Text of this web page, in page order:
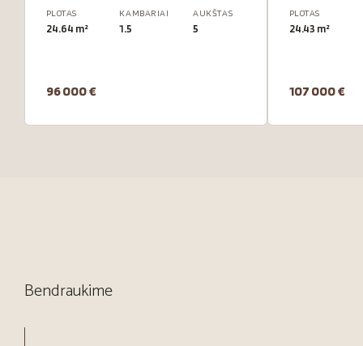
PLOTAS
24.64 m²
KAMBARIAI
1.5
AUKŠTAS
5
96 000 €
PLOTAS
24.43 m²
107 000 €
Bendraukime